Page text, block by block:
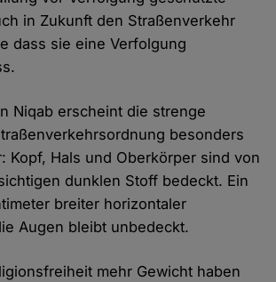
in Zukunft den Straßenverkehr
dass sie eine Verfolgung
Niqab erscheint die strenge
besonders
Kopf, Hals und Oberkörper sind von
dunklen Stoff bedeckt. Ein
breiter horizontaler
Augen bleibt unbedeckt.
mehr Gewicht haben